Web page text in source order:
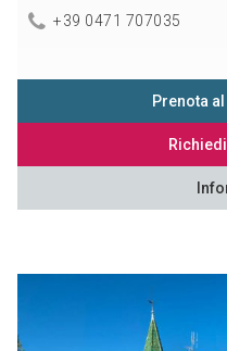
+39 0471 707035
Prenota